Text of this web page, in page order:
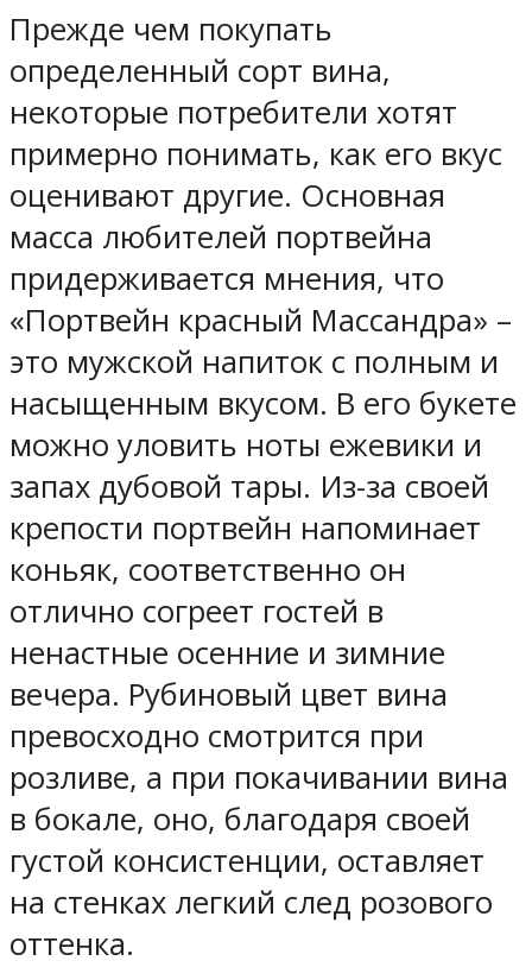
Прежде чем покупать
определенный сорт вина,
некоторые потребители хотят
примерно понимать, как его вкус
оценивают другие. Основная
масса любителей портвейна
придерживается мнения, что
«Портвейн красный Массандра» –
это мужской напиток с полным и
насыщенным вкусом. В его букете
можно уловить ноты ежевики и
запах дубовой тары. Из-за своей
крепости портвейн напоминает
коньяк, соответственно он
отлично согреет гостей в
ненастные осенние и зимние
вечера. Рубиновый цвет вина
превосходно смотрится при
розливе, а при покачивании вина
в бокале, оно, благодаря своей
густой консистенции, оставляет
на стенках легкий след розового
оттенка.